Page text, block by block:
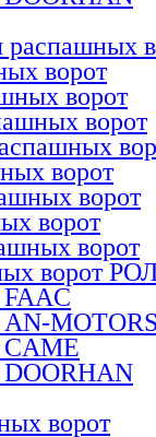
распашных
ворот
ворот
ворот
ворот
ворот
ворот
ворот
ворот
FAAC
AN-
CAME
DOORHAN
ворот